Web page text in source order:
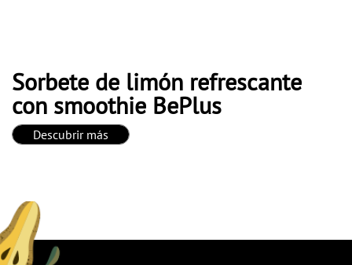
Sorbete de limón refrescante
con smoothie BePlus
Descubrir más